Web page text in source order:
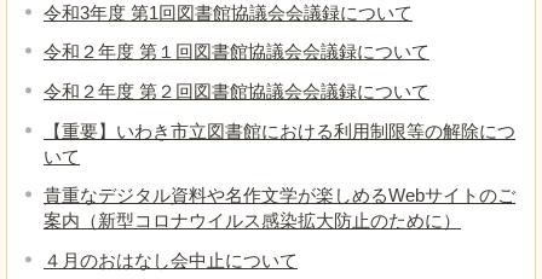
令和3年度 第1回図書館協議会会議録について
令和２年度 第１回図書館協議会会議録について
令和２年度 第２回図書館協議会会議録について
【重要】いわき市立図書館における利用制限等の解除につ
いて
貴重なデジタル資料や名作文学が楽しめるWebサイトのご
案内（新型コロナウイルス感染拡大防止のために）
４月のおはなし会中止について